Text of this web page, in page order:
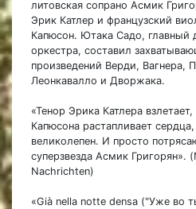
литовская сопрано Асмик
Эрик Катлер и французский
Капюсон. Ютака Садо, главный
оркестра, составил
произведений Верди, Вагнера,
Леонкавалло и Дворжака.
«Тенор Эрика Катлера
Капюсона растапливает
великолепен. И просто
суперзвезда Асмик Григорян».
Nachrichten)
«Già nella notte densa ("Уже во